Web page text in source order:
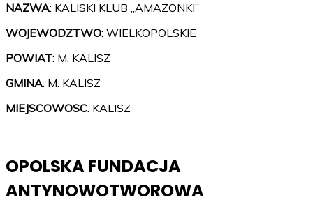
NAZWA: KALISKI KLUB „AMAZONKI”
WOJEWODZTWO: WIELKOPOLSKIE
POWIAT: M. KALISZ
GMINA: M. KALISZ
MIEJSCOWOSC: KALISZ
OPOLSKA FUNDACJA
ANTYNOWOTWOROWA